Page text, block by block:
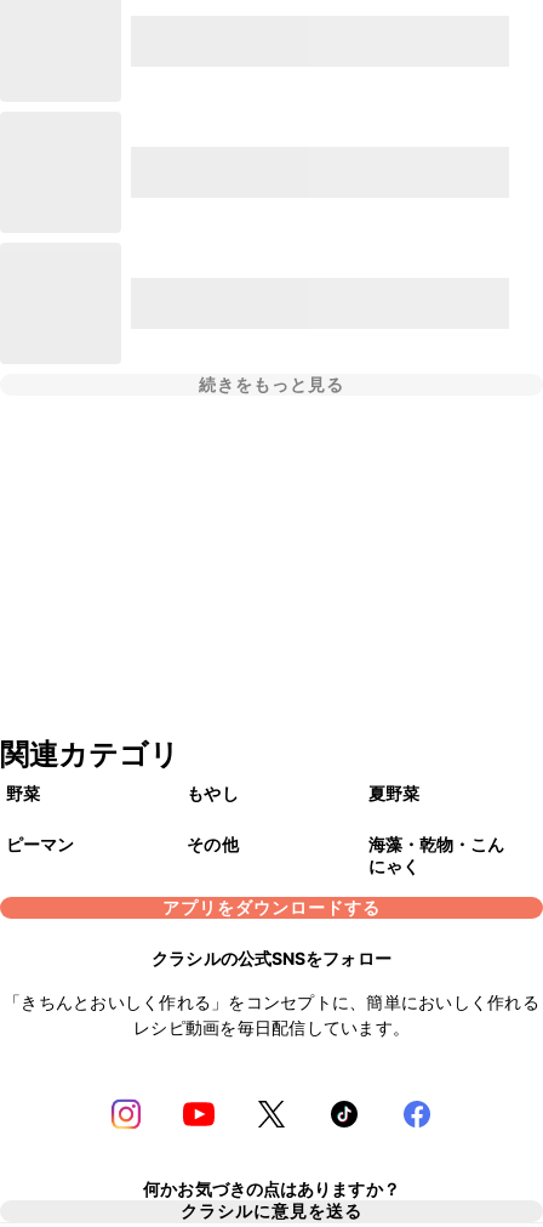
続きをもっと見る
関連カテゴリ
野菜 もやし 夏野菜
ピーマン その他
海藻・乾物・こん
にゃく
アプリをダウンロードする
クラシルの公式SNSをフォロー
「きちんとおいしく作れる」をコンセプトに、簡単においしく作れる
レシピ動画を毎日配信しています。
何かお気づきの点はありますか？
クラシルに意見を送る